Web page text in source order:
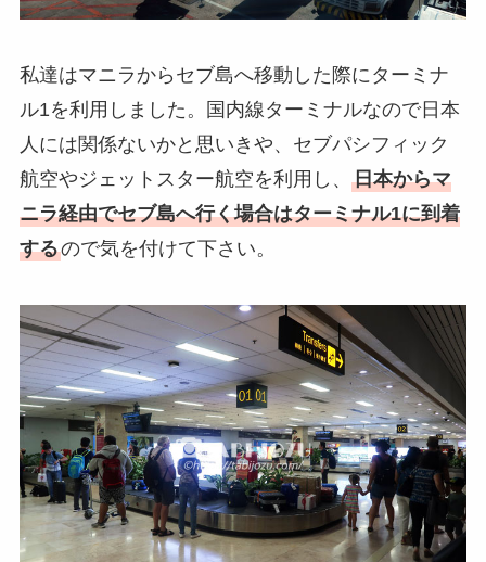
私達はマニラからセブ島へ移動した際にターミナ
ル1を利用しました。国内線ターミナルなので日本
人には関係ないかと思いきや、セブパシフィック
航空やジェットスター航空を利用し、 日本からマ
ニラ経由でセブ島へ行く場合はターミナル1に到着
するので気を付けて下さい。